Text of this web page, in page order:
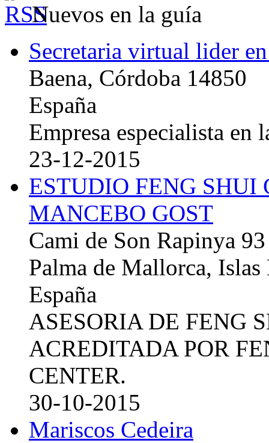
Nuevos en la guía
Secretaria virtual lider
Baena, Córdoba 14850
España
Empresa especialista en
23-12-2015
ESTUDIO FENG
MANCEBO GOST
Cami de Son Rapinya 93
Palma de Mallorca, Islas
España
ASESORIA DE FENG
ACREDITADA POR
CENTER.
30-10-2015
Mariscos Cedeira